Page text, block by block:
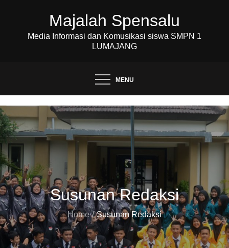
Majalah Spensalu
Media Informasi dan Komusikasi siswa SMPN 1
LUMAJANG
MENU
Susunan Redaksi
Home Susunan Redaksi